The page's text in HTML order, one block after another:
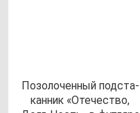
Позо­ло­чен­ный под­ста­
кан­ник «Оте­чес­тво,